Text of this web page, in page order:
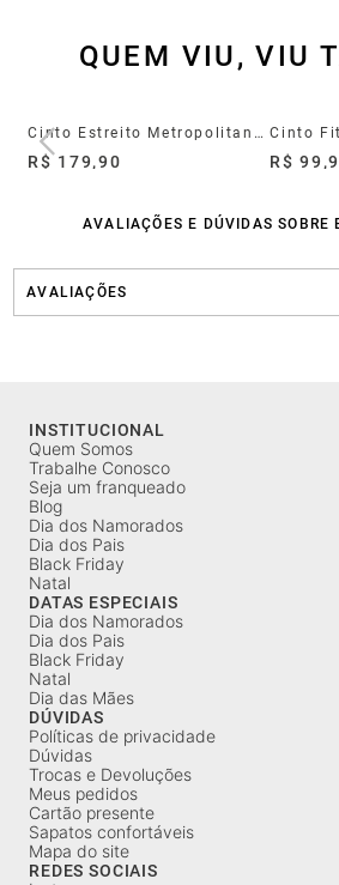
QUEM VIU, VIU
Cinto Estreito Metropolitan Mogno
R$ 179,90
Cinto
R$
AVALIAÇÕES E DÚVIDAS SOBRE
AVALIAÇÕES
INSTITUCIONAL
Quem Somos
Trabalhe Conosco
Seja um franqueado
Blog
Dia dos Namorados
Dia dos Pais
Black Friday
Natal
DATAS ESPECIAIS
Dia dos Namorados
Dia dos Pais
Black Friday
Natal
Dia das Mães
DÚVIDAS
Políticas de privacidade
Dúvidas
Trocas e Devoluções
Meus pedidos
Cartão presente
Sapatos confortáveis
Mapa do site
REDES SOCIAIS